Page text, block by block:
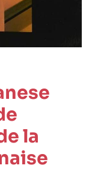
la